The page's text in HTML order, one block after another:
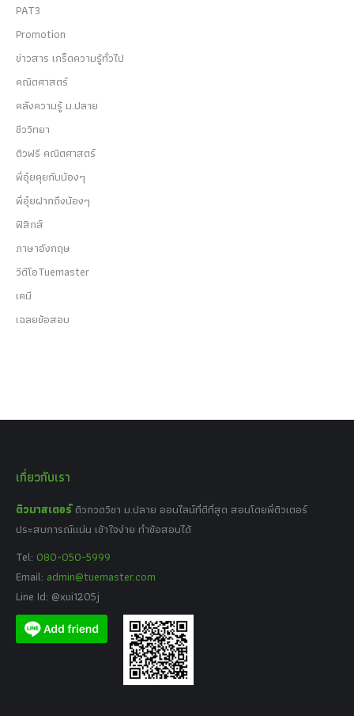
PAT3
Promotion
ข่าวสาร เกร็ดความรู้ทั่วไป
คณิตศาสตร์
คลังความรู้ ม.ปลาย
ชีววิทยา
ติวฟรี คณิตศาสตร์
พี่อุ๋ยคุยกับน้องๆ
พี่อุ๋ยฝากถึงน้องๆ
ฟิสิกส์
ภาษาอังกฤษ
วีดีโอTuemaster
เคมี
เฉลยข้อสอบ
เกี่ยวกับเรา
ติวมาสเตอร์ ติวกวดวิชา ม.ปลาย ออนไลน์ที่ดีที่สุด สอนโดยพี่ติวเตอร์
ประสบการณ์แน่น เข้าใจง่าย ทำข้อสอบได้
Tel: 080-050-5999
Email: admin@tuemaster.com
Line Id: @xui1205j